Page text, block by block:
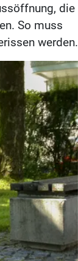
die
So muss
werden.